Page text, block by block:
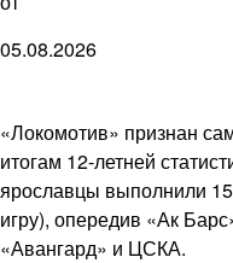
05.08.2026
«Локомотив» признан
итогам 12-летней
ярославцы выполнили
игру), опередив «Ак
«Авангард» и ЦСКА.